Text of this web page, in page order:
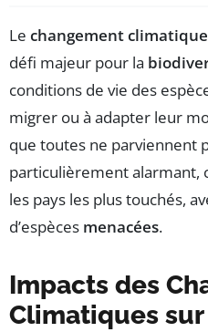
Le changement climatique
défi majeur pour la
conditions de vie des
migrer ou à adapter leur
que toutes ne parviennent
particulièrement alarmant,
les pays les plus touchés,
d’espèces menacées.
Impacts des
Climatiques